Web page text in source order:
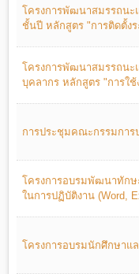
โครงการพัฒนาสมรรถน
ชั้นปี หลักสูตร "การติดตั้ง
โครงการพัฒนาสมรรถน
บุคลากร หลักสูตร "การใช้
การประชุมคณะกรรมการ
โครงการอบรมพัฒนาทัก
ในการปฏิบัติงาน (Word,
โครงการอบรมนักศึกษาแ